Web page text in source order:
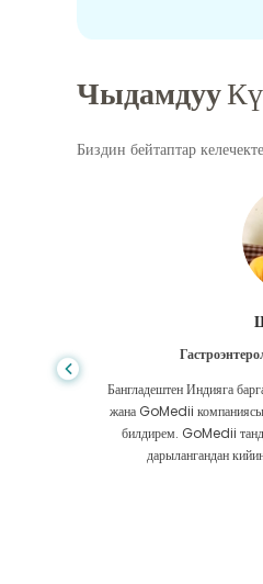
Чыдамдуу
Биздин бейтаптар
Бангладештен Индияга
жана GoMedii
билдирем. GoMedii
дарылангандан